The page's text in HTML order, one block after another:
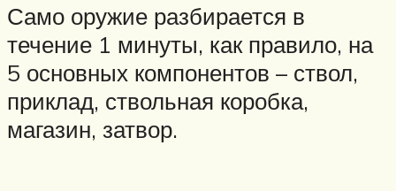
Само оружие разбирается в
течение 1 минуты, как правило, на
5 основных компонентов – ствол,
приклад, ствольная коробка,
магазин, затвор.